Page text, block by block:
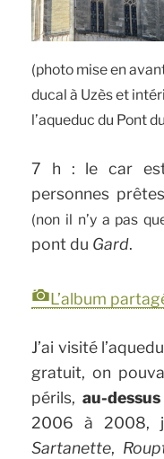
(photo mise en
ducal à Uzès et
l’aqueduc du Pont
7 h : le car est
personnes
(non il n’y a pas
pont du Gard.
L’album
J’ai visité
gratuit, on
périls, au-dessus
2006 à 2008,
Sartanette,